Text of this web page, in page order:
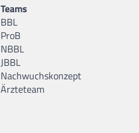
Teams
BBL
ProB
NBBL
JBBL
Nachwuchskonzept
Ärzteteam